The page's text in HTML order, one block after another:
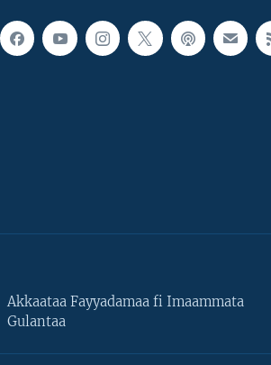
Akkaataa Fayyadamaa fi Imaammata
Gulantaa